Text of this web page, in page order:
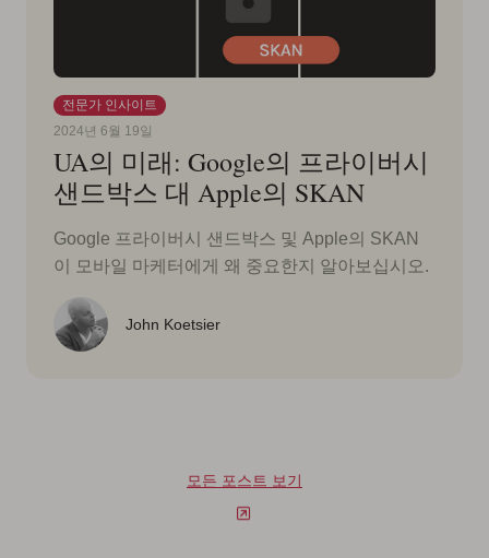
전문가 인사이트
2024년 6월 19일
UA의 미래: Google의 프라이버시
샌드박스 대 Apple의 SKAN
Google 프라이버시 샌드박스 및 Apple의 SKAN
이 모바일 마케터에게 왜 중요한지 알아보십시오.
John Koetsier
모든 포스트 보기